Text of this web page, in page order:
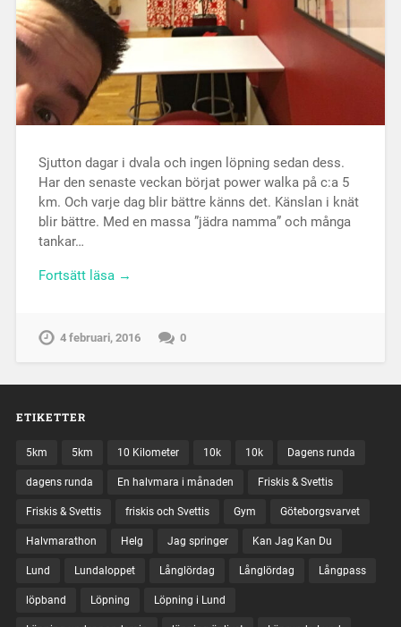
Sjutton dagar i dvala och ingen löpning sedan dess.
Har den senaste veckan börjat power walka på c:a 5
km. Och varje dag blir bättre känns det. Känslan i knät
blir bättre. Med en massa ”jädra namma” och många
tankar…
Fortsätt läsa →
4 februari, 2016 0
ETIKETTER
5km 5km 10 Kilometer 10k 10k Dagens runda
dagens runda En halvmara i månaden Friskis & Svettis
Friskis & Svettis friskis och Svettis Gym Göteborgsvarvet
Halvmarathon Helg Jag springer Kan Jag Kan Du
Lund Lundaloppet Långlördag Långlördag Långpass
löpband Löpning Löpning i Lund